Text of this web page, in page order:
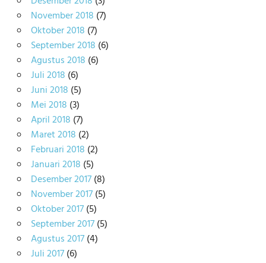
November 2018 (7)
Oktober 2018 (7)
September 2018 (6)
Agustus 2018 (6)
Juli 2018 (6)
Juni 2018 (5)
Mei 2018 (3)
April 2018 (7)
Maret 2018 (2)
Februari 2018 (2)
Januari 2018 (5)
Desember 2017(8)
November 2017(5)
Oktober 2017(5)
September 2017(5)
Agustus 2017(4)
Juli 2017(6)